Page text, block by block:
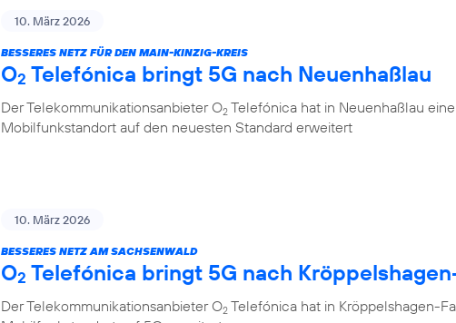
10. März 2026
BESSERES NETZ FÜR DEN MAIN-KINZIG-KREIS
O2 Telefónica bringt 5G nach Neuenhaßlau
Der Telekommunikationsanbieter O2 Telefónica hat in Neuenhaßlau
Mobilfunkstandort auf den neuesten Standard erweitert
10. März 2026
BESSERES NETZ AM SACHSENWALD
O2 Telefónica bringt 5G nach
Der Telekommunikationsanbieter O2 Telefónica hat in Kröppelshagen-